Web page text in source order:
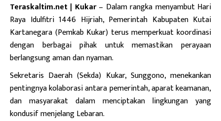
Teraskaltim.net | Kukar– Dalam rangka menyambut Hari
Raya Idulfitri 1446 Hijriah, Pemerintah Kabupaten Kutai
Kartanegara (Pemkab Kukar) terus memperkuat koordinasi
dengan berbagai pihak untuk memastikan perayaan
berlangsung aman dan nyaman.
Sekretaris Daerah (Sekda) Kukar, Sunggono, menekankan
pentingnya kolaborasi antara pemerintah, aparat keamanan,
dan masyarakat dalam menciptakan lingkungan yang
kondusif menjelang Lebaran.